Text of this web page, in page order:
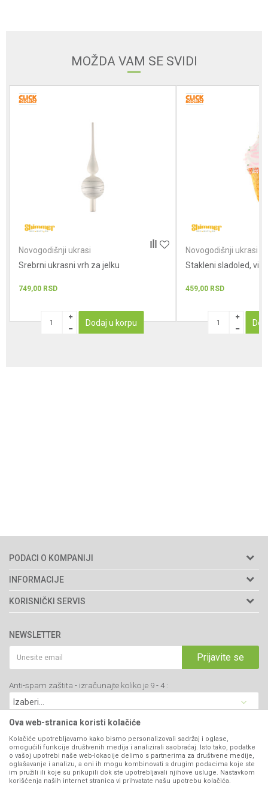
Poruka
MOŽDA VAM SE SVIDI
Novogodišnji ukrasi
Srebrni ukrasni vrh za jelku
749,00 RSD
Dodaj u korpu
Novogodišnji ukrasi
Stakleni sladoled,
459,00 RSD
PODACI O KOMPANIJI
Agromarket doo
Adresa: Kraljevačkog bataljona 235/2
34000 Kragujevac, Srbija
webshop@agromarket.rs
PIB: 102135221
Matični broj: 07593252
INFORMACIJE
O nama
Prodavnice
Brendovi
Katalozi
Blog
Najčešća pitanja
KORISNIČKI SERVIS
Politika privatnosti
Kako kupiti
Isporuka
Click & Collect
Načini plaćanja
Plaćanje karticama
Web kredit Raiffeisen banke
Pravo na odustajanje
Reklamacije
NEWSLETTER
Prijavite se
Anti-spam zaštita - izračunajte koliko je 9 - 4 :
VIBER I SMS NEWSLETTER
Prijavite se
Ova web-stranica koristi kolačiće
Kolačiće upotrebljavamo kako bismo personalizovali sadržaj i oglase,
omogućili funkcije društvenih medija i analizirali saobraćaj. Isto tako, podatke
o vašoj upotrebi naše web-lokacije delimo s partnerima za društvene medije,
oglašavanje i analizu, a oni ih mogu kombinovati s drugim podacima koje ste
im pružili ili koje su prikupili dok ste upotrebljavali njihove usluge. Nastavkom
korišćenja naših internet stranica vi prihvatate našu upotrebu kolačića.